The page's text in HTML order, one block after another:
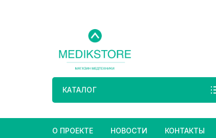
КАТАЛОГ
О ПРОЕКТЕ НОВОСТИ КОНТАКТЫ